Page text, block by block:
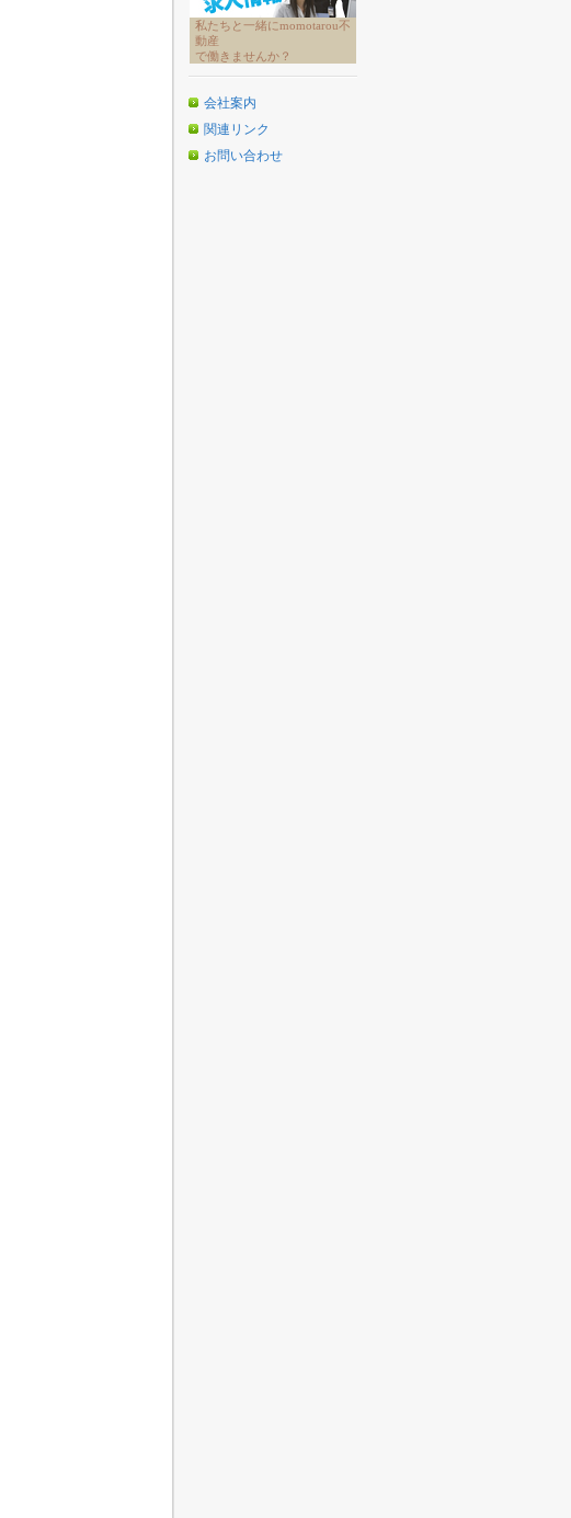
私たちと一緒にmomotarou不
動産
で働きませんか？
会社案内
関連リンク
お問い合わせ